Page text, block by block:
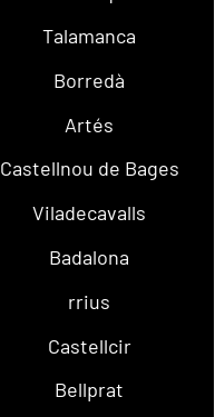
Talamanca
Borredà
Artés
Castellnou de Bages
Viladecavalls
Badalona
rrius
Castellcir
Bellprat